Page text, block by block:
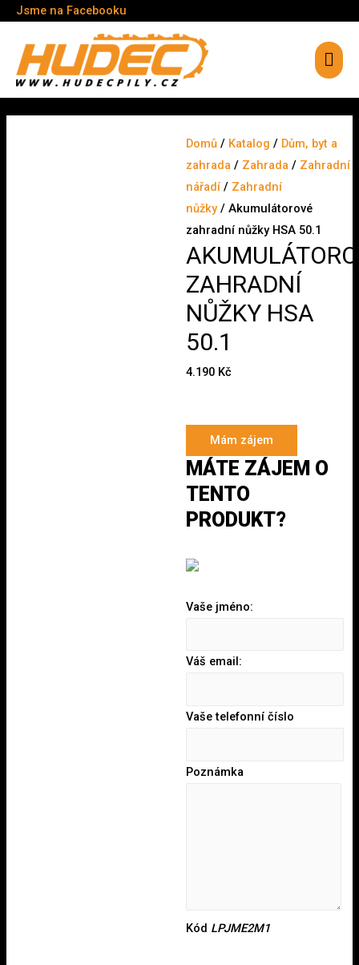
Jsme na Facebooku
Domů / Katalog / Dům, byt a
zahrada / Zahrada / Zahradní
nářadí / Zahradní
nůžky/ Akumulátorové
zahradní nůžky HSA 50.1
ZAHRADNÍ
NŮŽKY HSA
50.1
4.190 Kč
Mám zájem
MÁTE ZÁJEM O
TENTO
PRODUKT?
Vaše jméno:
Váš email:
Vaše telefonní číslo
Poznámka
Kód LPJME2M1